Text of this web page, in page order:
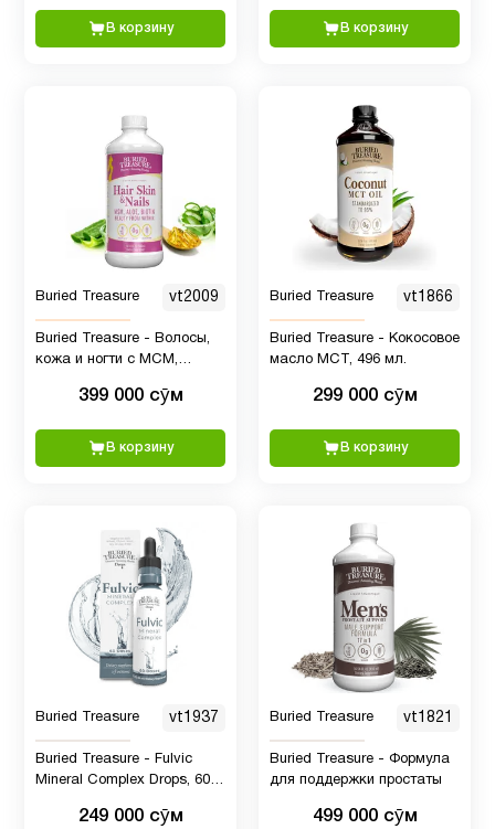
В корзину В корзину
Buried Treasure vt2009
Buried Treasure - Волосы,
кожа и ногти с МСМ,
витаминами и минералами,
399 000 сӯм
В корзину
Buried Treasure vt1866
Buried Treasure - Кокосовое
масло MCT, 496 мл.
299 000 сӯм
В корзину
Buried Treasure vt1937
Buried Treasure - Fulvic
Mineral Complex Drops, 60
249 000 сӯм
Buried Treasure vt1821
Buried Treasure - Формула
для поддержки простаты
499 000 сӯм